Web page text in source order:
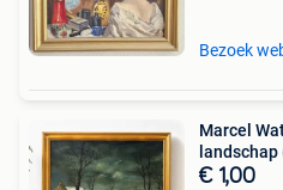
Bezoek
Marcel
€ 1,00